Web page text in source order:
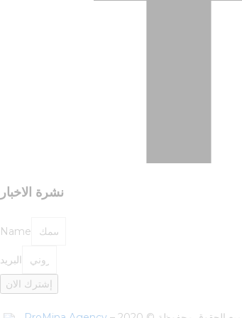
نشرة الاخبار
Name
البريد
إشترك الان